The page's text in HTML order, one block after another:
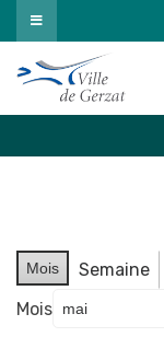
Passer
au
contenu
Mois Semaine
Mois